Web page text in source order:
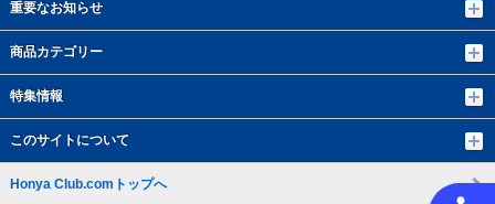
重要なお知らせ
商品カテゴリー
特集情報
このサイトについて
Honya Club.comトップへ